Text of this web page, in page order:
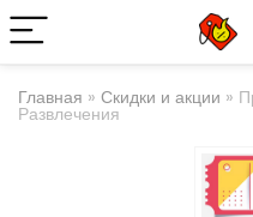
Главная » Скидки и акции »
Развлечения